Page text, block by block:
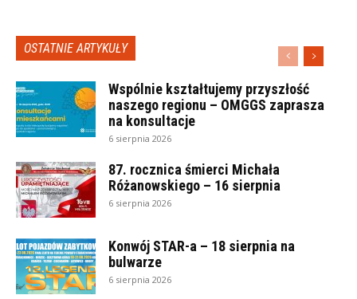
OSTATNIE ARTYKUŁY
Wspólnie kształtujemy przyszłość
naszego regionu – OMGGS zaprasza
na konsultacje
6 sierpnia 2026
87. rocznica śmierci Michała
Różanowskiego – 16 sierpnia
6 sierpnia 2026
Konwój STAR-a – 18 sierpnia na
bulwarze
6 sierpnia 2026